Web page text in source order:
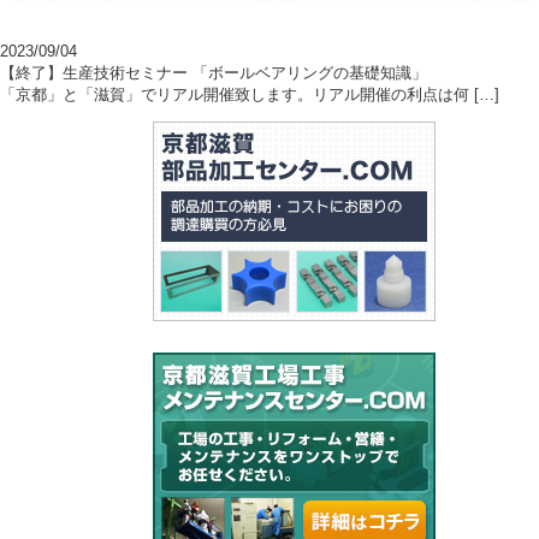
2023/09/04
【終了】生産技術セミナー 「ボールベアリングの基礎知識」
「京都」と「滋賀」でリアル開催致します。リアル開催の利点は何 […]